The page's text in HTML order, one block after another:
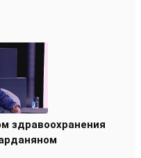
здравоохранения